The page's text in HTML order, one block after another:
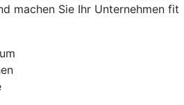
machen Sie Ihr Unternehmen fit